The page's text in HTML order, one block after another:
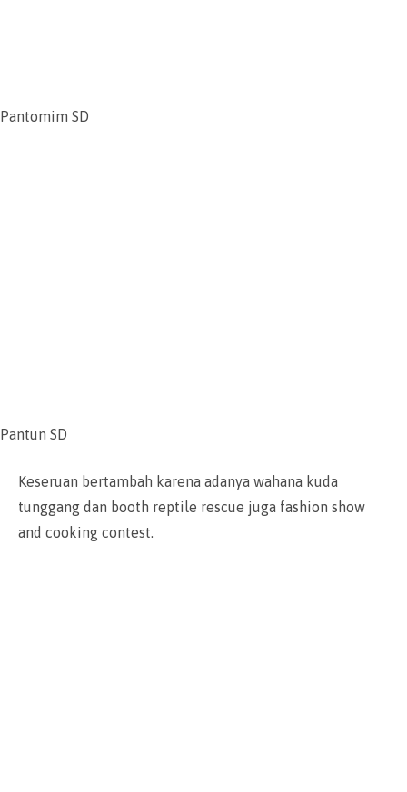
Pantomim SD
Pantun SD
Keseruan bertambah karena adanya wahana kuda
tunggang dan booth reptile rescue juga fashion show
and cooking contest.